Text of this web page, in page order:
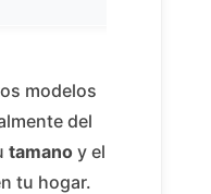
modelos
del
tamanoy el
tu hogar.